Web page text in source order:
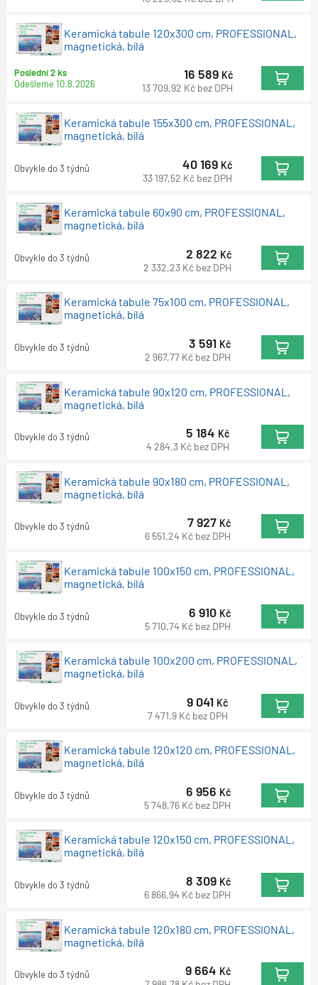
Keramická tabule 120x300 cm, PROFESSIONAL,
magnetická, bílá
Poslední 2 ks
Odešleme10.8.2026
16 589 Kč
13 709,92 Kč bez DPH
Keramická tabule 155x300 cm, PROFESSIONAL,
magnetická, bílá
Obvykle do 3 týdnů 40 169 Kč
33 197,52 Kč bez DPH
Keramická tabule 60x90 cm, PROFESSIONAL,
magnetická, bílá
Obvykle do 3 týdnů 2 822 Kč
2 332,23 Kč bez DPH
Keramická tabule 75x100 cm, PROFESSIONAL,
magnetická, bílá
Obvykle do 3 týdnů 3 591 Kč
2 967,77 Kč bez DPH
Keramická tabule 90x120 cm, PROFESSIONAL,
magnetická, bílá
Obvykle do 3 týdnů 5 184 Kč
4 284,3 Kč bez DPH
Keramická tabule 90x180 cm, PROFESSIONAL,
magnetická, bílá
Obvykle do 3 týdnů 7 927 Kč
6 551,24 Kč bez DPH
Keramická tabule 100x150 cm, PROFESSIONAL,
magnetická, bílá
Obvykle do 3 týdnů 6 910 Kč
5 710,74 Kč bez DPH
Keramická tabule 100x200 cm, PROFESSIONAL,
magnetická, bílá
Obvykle do 3 týdnů 9 041 Kč
7 471,9 Kč bez DPH
Keramická tabule 120x120 cm, PROFESSIONAL,
magnetická, bílá
Obvykle do 3 týdnů 6 956 Kč
5 748,76 Kč bez DPH
Keramická tabule 120x150 cm, PROFESSIONAL,
magnetická, bílá
Obvykle do 3 týdnů 8 309 Kč
6 866,94 Kč bez DPH
Keramická tabule 120x180 cm, PROFESSIONAL,
magnetická, bílá
Obvykle do 3 týdnů 9 664 Kč